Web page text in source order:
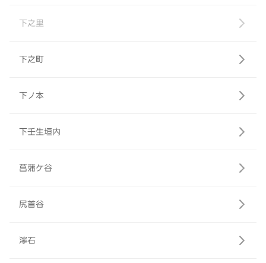
下之里
下之町
下ノ本
下壬生垣内
菖蒲ケ谷
尻首谷
濘石